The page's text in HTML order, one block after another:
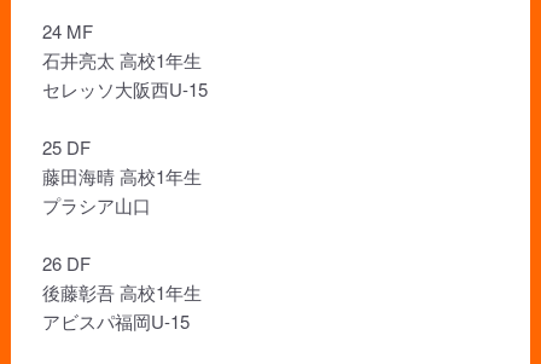
24 MF
石井亮太 高校1年生
セレッソ大阪西U-15
25 DF
藤田海晴 高校1年生
プラシア山口
26 DF
後藤彰吾 高校1年生
アビスパ福岡U-15